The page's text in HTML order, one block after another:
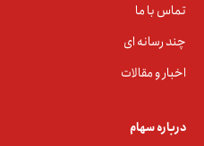
تماس با ما
چند رسانه ای
اخبار و مقالات
درباره سهام